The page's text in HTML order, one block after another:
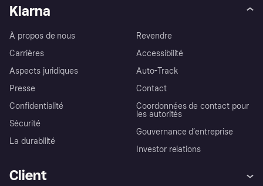
Klarna
À propos de nous
Carrières
Aspects juridiques
Presse
Confidentialité
Sécurité
La durabilité
Revendre
Accessibilité
Auto-Track
Contact
Coordonnées de contact pour
les autorités
Gouvernance d’entreprise
Investor relations
Client